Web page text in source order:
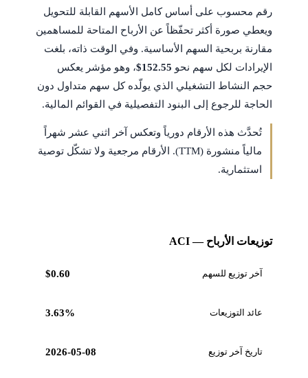
رقم محسوب على أساس كامل الأسهم القابلة للتحويل
ويعطي صورة أكثر تحفّظاً عن الأرباح المتاحة للمساهمين
مقارنة بربحية السهم الأساسية. وفي الوقت ذاته، بلغت
الإيرادات لكل سهم نحو $152.55، وهو مؤشر يعكس
حجم النشاط التشغيلي الذي يولّده كل سهم متداول دون
الحاجة للرجوع إلى البنود التفصيلية في القوائم المالية.
تُحدَّث هذه الأرقام دورياً وتعكس آخر اثني عشر شهراً
مالياً منشورة (TTM). الأرقام مرجعية ولا تشكّل توصية
استثمارية.
توزيعات الأرباح — ACI
آخر توزيع للسهم $0.60
عائد التوزيعات 3.63%
تاريخ آخر توزيع 2026-05-08